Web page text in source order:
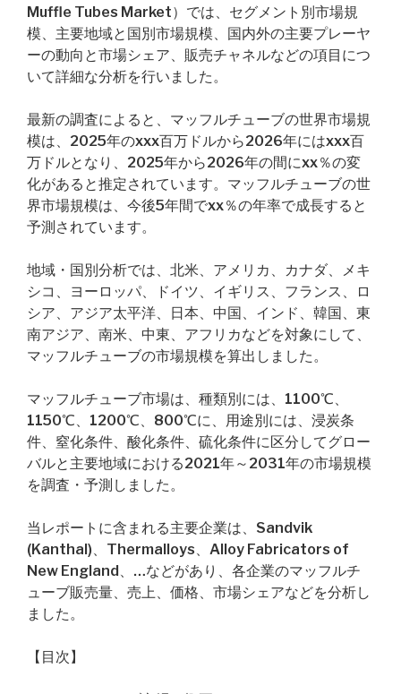
Muffle Tubes Market）では、セグメント別市場規
模、主要地域と国別市場規模、国内外の主要プレーヤ
ーの動向と市場シェア、販売チャネルなどの項目につ
いて詳細な分析を行いました。
最新の調査によると、マッフルチューブの世界市場規
模は、2025年のxxx百万ドルから2026年にはxxx百
万ドルとなり、2025年から2026年の間にxx％の変
化があると推定されています。マッフルチューブの世
界市場規模は、今後5年間でxx％の年率で成長すると
予測されています。
地域・国別分析では、北米、アメリカ、カナダ、メキ
シコ、ヨーロッパ、ドイツ、イギリス、フランス、ロ
シア、アジア太平洋、日本、中国、インド、韓国、東
南アジア、南米、中東、アフリカなどを対象にして、
マッフルチューブの市場規模を算出しました。
マッフルチューブ市場は、種類別には、1100℃、
1150℃、1200℃、800℃に、用途別には、浸炭条
件、窒化条件、酸化条件、硫化条件に区分してグロー
バルと主要地域における2021年～2031年の市場規模
を調査・予測しました。
当レポートに含まれる主要企業は、Sandvik
(Kanthal)、Thermalloys、Alloy Fabricators of
New England、…などがあり、各企業のマッフルチ
ューブ販売量、売上、価格、市場シェアなどを分析し
ました。
【目次】